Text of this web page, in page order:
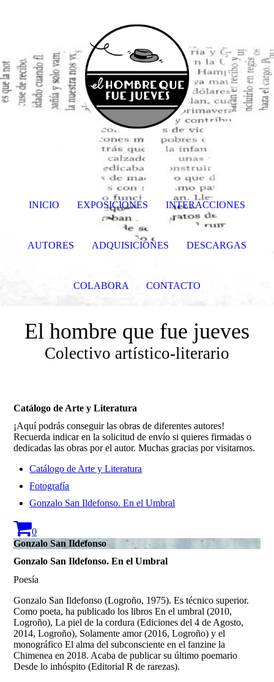
El hombre que fue jueves
Colectivo artístico-literario
Catálogo de Arte y Literatura
¡Aquí podrás conseguir las obras de diferentes autores!
Recuerda indicar en la solicitud de envío si quieres firmadas o
dedicadas las obras por el autor. Muchas gracias por visitarnos.
Catálogo de Arte y Literatura
Fotografía
Gonzalo San Ildefonso. En el Umbral
0
Gonzalo San Ildefonso
Gonzalo San Ildefonso. En el Umbral
Poesía
Gonzalo San Ildefonso (Logroño, 1975). Es técnico superior.
Como poeta, ha publicado los libros En el umbral (2010,
Logroño), La piel de la cordura (Ediciones del 4 de Agosto,
2014, Logroño), Solamente amor (2016, Logroño) y el
monográfico El alma del subconsciente en el fanzine la
Chimenea en 2018. Acaba de publicar su último poemario
Desde lo inhóspito (Editorial R de rarezas).
INICIO EXPOSICIONES INTERACCIONES
AUTORES ADQUISICIONES DESCARGAS
COLABORA CONTACTO